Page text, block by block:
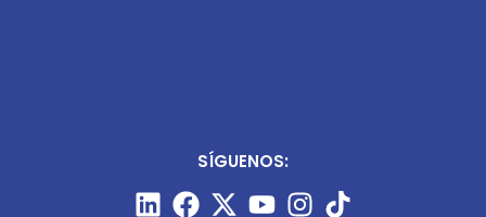
SÍGUENOS: